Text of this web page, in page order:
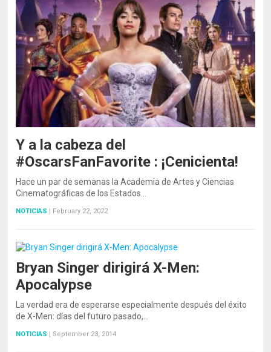
Y a la cabeza del
#OscarsFanFavorite : ¡Cenicienta!
Hace un par de semanas la Academia de Artes y Ciencias
Cinematográficas de los Estados…
NOTICIAS February 22, 2022
Bryan Singer dirigirá X-Men:
Apocalypse
La verdad era de esperarse especialmente después del éxito
de X-Men: días del futuro pasado,…
NOTICIAS September 23, 2014